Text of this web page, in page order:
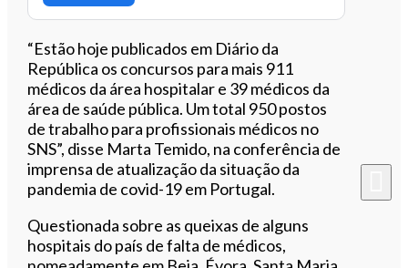
“Estão hoje publicados em Diário da
República os concursos para mais 911
médicos da área hospitalar e 39 médicos da
área de saúde pública. Um total 950 postos
de trabalho para profissionais médicos no
SNS”, disse Marta Temido, na conferência de
imprensa de atualização da situação da
pandemia de covid-19 em Portugal.
Questionada sobre as queixas de alguns
hospitais do país de falta de médicos,